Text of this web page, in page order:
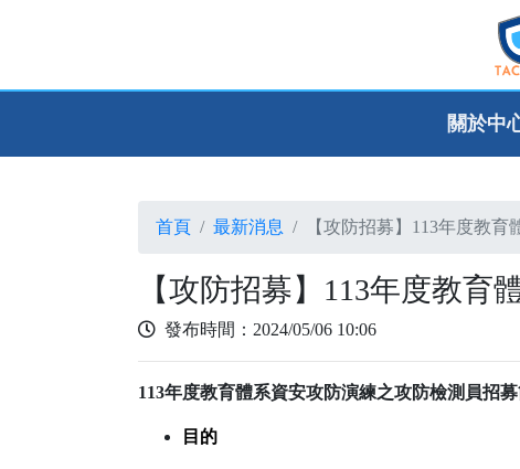
關於中
首頁 最新消息 【攻防招募】113年度教
【攻防招募】113年度教
發布時間：2024/05/06 10:06
113年度教育體系資安攻防演練之攻防檢測員招
目的